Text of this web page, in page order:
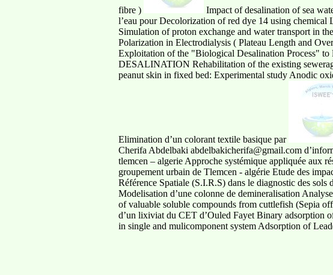
fibre )
Impact of desalination of sea
l’eau pour Decolorization of red dye 14 using chemical
Simulation of proton exchange and water transport in
Polarization in Electrodialysis ( Plateau Length and
Exploitation of the "Biological Desalination Process"
DESALINATION Rehabilitation of the existing
peanut skin in fixed bed: Experimental study Anodic
Elimination d’un colorant textile basique par
Cherifa Abdelbaki abdelbakicherifa@gmail.com
tlemcen – algerie Approche systémique appliquée aux
groupement urbain de Tlemcen - algérie Etude des
Référence Spatiale (S.I.R.S) dans le diagnostic des
Modelisation d’une colonne de demineralisation
of valuable soluble compounds from cuttlefish (Sepia
d’un lixiviat du CET d’Ouled Fayet Binary adsorption
in single and mulicomponent system Adsorption of